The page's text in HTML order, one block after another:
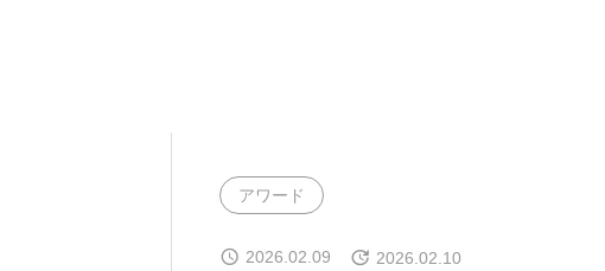
アワード
2026.02.09 2026.02.10